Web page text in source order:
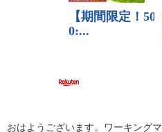
おはようございます。ワーキング